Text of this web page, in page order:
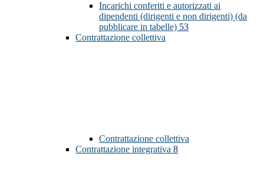
Incarichi conferiti e autorizzati ai
dipendenti (dirigenti e non dirigenti) (da
pubblicare in tabelle) 53
Contrattazione collettiva
Contrattazione collettiva
Contrattazione integrativa 8